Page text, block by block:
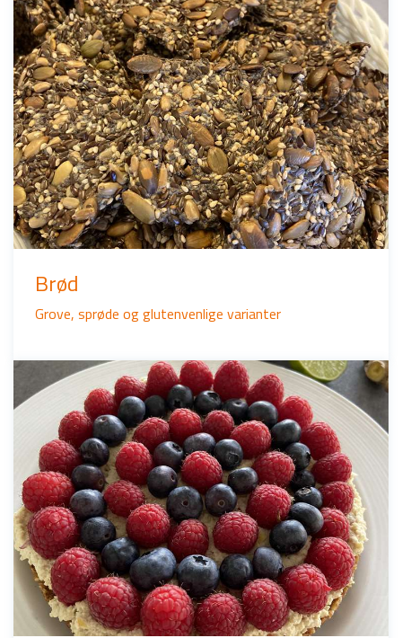
Brød
Grove, sprøde og glutenvenlige varianter